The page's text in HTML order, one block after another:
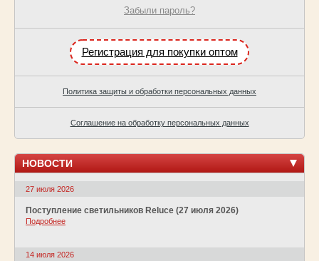
Забыли пароль?
Регистрация для покупки оптом
Политика защиты и обработки персональных данных
Соглашение на обработку персональных данных
НОВОСТИ
27 июля 2026
Поступление светильников Reluce (27 июля 2026)
Подробнее
14 июля 2026